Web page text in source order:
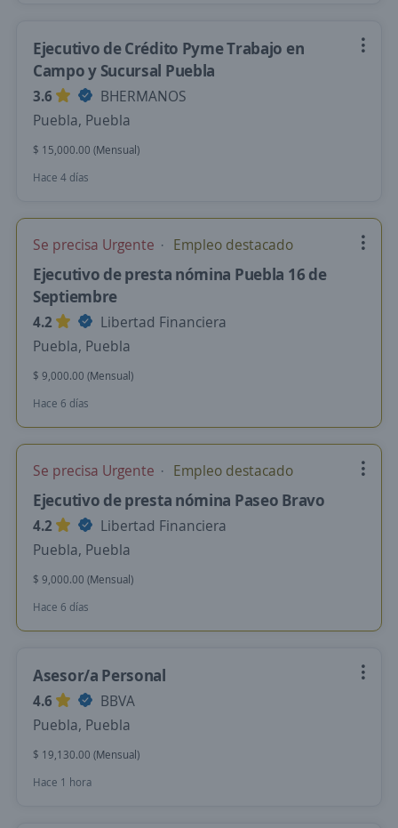
Ejecutivo de Crédito Pyme Trabajo en
Campo y Sucursal Puebla
3.6
BHERMANOS
Puebla, Puebla
$ 15,000.00 (Mensual)
Hace 4 días
Se precisa Urgente Empleo destacado
Ejecutivo de presta nómina Puebla 16 de
Septiembre
4.2
Libertad Financiera
Puebla, Puebla
$ 9,000.00 (Mensual)
Hace 6 días
Se precisa Urgente Empleo destacado
Ejecutivo de presta nómina Paseo Bravo
4.2
Libertad Financiera
Puebla, Puebla
$ 9,000.00 (Mensual)
Hace 6 días
Asesor/a Personal
4.6
BBVA
Puebla, Puebla
$ 19,130.00 (Mensual)
Hace 1 hora